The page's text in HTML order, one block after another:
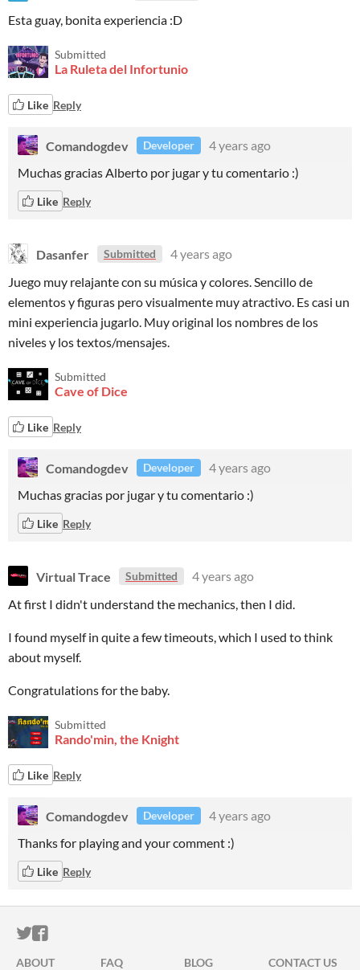
Esta guay, bonita experiencia :D
Submitted
La Ruleta del Infortunio
Like Reply
Comandogdev Developer
4 years ago
Muchas gracias Alberto por jugar y tu comentario :)
Like Reply
Dasanfer Submitted
4 years ago
Juego muy relajante con su música y colores. Sencillo de
elementos y figuras pero visualmente muy atractivo. Es casi un
mini experiencia jugarlo. Muy original los nombres de los
niveles y los textos/mensajes.
Submitted
Cave of Dice
Like Reply
Comandogdev Developer
4 years ago
Muchas gracias por jugar y tu comentario :)
Like Reply
Virtual Trace Submitted
4 years ago
At first I didn't understand the mechanics, then I did.
I found myself in quite a few timeouts, which I used to think
about myself.
Congratulations for the baby.
Submitted
Rando'min, the Knight
Like Reply
Comandogdev Developer
4 years ago
Thanks for playing and your comment :)
Like Reply
ITCH.IO ON TWITTER
ITCH.IO ON FACEBOOK
ABOUT FAQ BLOG CONTACT US